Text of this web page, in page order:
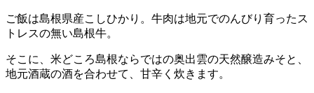
ご飯は島根県産こしひかり。牛肉は地元でのんびり育ったス
トレスの無い島根牛。
そこに、米どころ島根ならではの奥出雲の天然醸造みそと、
地元酒蔵の酒を合わせて、甘辛く炊きます。